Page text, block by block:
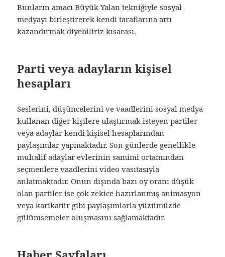
Bunların amacı Büyük Yalan tekniğiyle sosyal
medyayı birleştirerek kendi taraflarına artı
kazandırmak diyebiliriz kısacası.
Parti veya adayların kişisel
hesapları
Seslerini, düşüncelerini ve vaadlerini sosyal medya
kullanan diğer kişilere ulaştırmak isteyen partiler
veya adaylar kendi kişisel hesaplarından
paylaşımlar yapmaktadır. Son günlerde genellikle
muhalif adaylar evlerinin samimi ortamından
seçmenlere vaadlerini video vasıtasıyla
anlatmaktadır. Onun dışında bazı oy oranı düşük
olan partiler ise çok zekice hazırlanmış animasyon
veya karikatür gibi paylaşımlarla yüzümüzde
gülümsemeler oluşmasını sağlamaktadır.